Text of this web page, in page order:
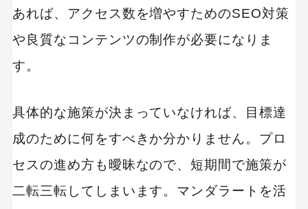
あれば、アクセス数を増やすためのSEO対策
や良質なコンテンツの制作が必要になりま
す。
具体的な施策が決まっていなければ、目標達
成のために何をすべきか分かりません。プロ
セスの進め方も曖昧なので、短期間で施策が
二転三転してしまいます。マンダラートを活